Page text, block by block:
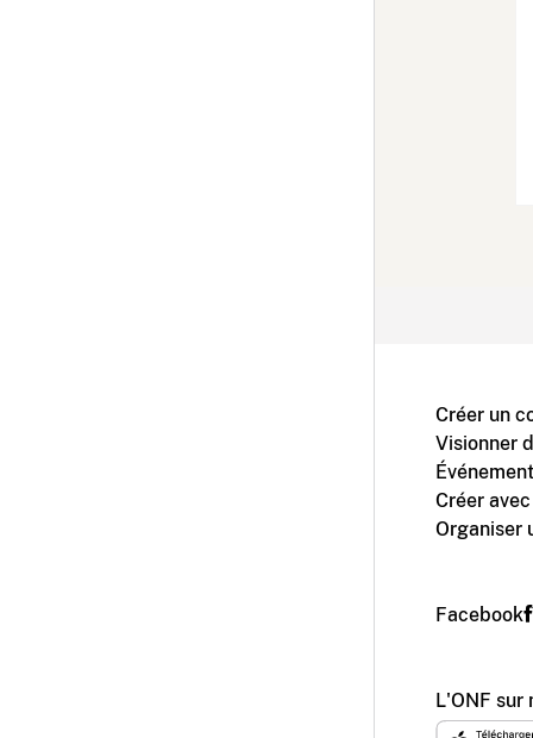
Créer un
Visionner
Créer
Organiser
Facebook
L'ONF sur